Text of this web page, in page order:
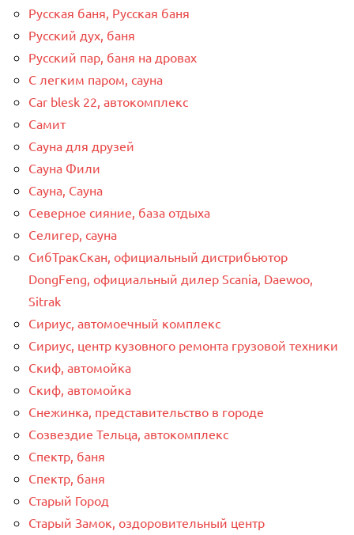
Русская баня, Русская баня
Русский дух, баня
Русский пар, баня на дровах
С легким паром, сауна
Сar blesk 22, автокомплекс
Самит
Сауна для друзей
Сауна Фили
Сауна, Сауна
Северное сияние, база отдыха
Селигер, сауна
СибТракСкан, официальный дистрибьютор
DongFeng, официальный дилер Scania, Daewoo,
Sitrak
Сириус, автомоечный комплекс
Сириус, центр кузовного ремонта грузовой техники
Скиф, автомойка
Скиф, автомойка
Снежинка, представительство в городе
Созвездие Тельца, автокомплекс
Спектр, баня
Спектр, баня
Старый Город
Старый Замок, оздоровительный центр